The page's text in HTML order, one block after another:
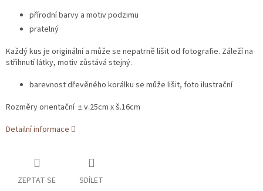
přírodní barvy a motiv podzimu
pratelný
Každý kus je originální a může se nepatrně lišit od fotografie. Záleží na
střihnutí látky, motiv zůstává stejný.
barevnost dřevěného korálku se může lišit, foto ilustrační
Rozměry orientační ± v.25cm x š.16cm
Detailní informace
ZEPTAT SE SDÍLET